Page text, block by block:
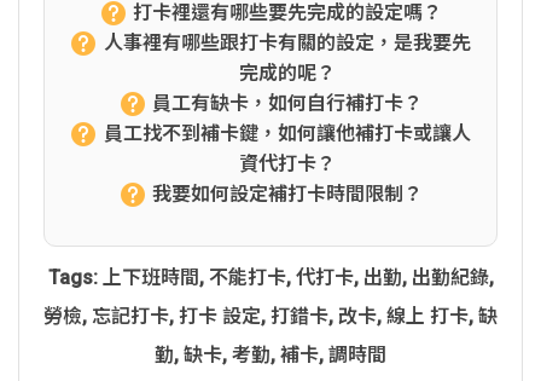
打卡裡還有哪些要先完成的設定嗎？
人事裡有哪些跟打卡有關的設定，是我要先
完成的呢？
員工有缺卡，如何自行補打卡？
員工找不到補卡鍵，如何讓他補打卡或讓人
資代打卡？
我要如何設定補打卡時間限制？
Tags: 上下班時間 , 不能打卡, 代打卡, 出勤, 出勤紀錄,
勞檢, 忘記打卡, 打卡 設定, 打錯卡, 改卡, 線上 打卡, 缺
勤, 缺卡, 考勤, 補卡, 調時間